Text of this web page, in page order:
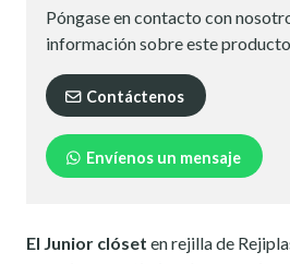
Póngase en contacto con
información sobre este
Contáctenos
Envíenos un mensaje
El Junior clóset en rejilla de